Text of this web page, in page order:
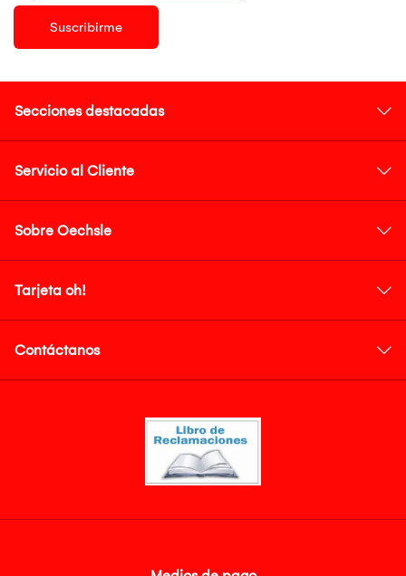
Suscribirme
Secciones destacadas
Servicio al Cliente
Sobre Oechsle
Tarjeta oh!
Contáctanos